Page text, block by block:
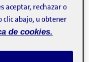
aceptar, rechazar o
abajo, u obtener
de cookies.